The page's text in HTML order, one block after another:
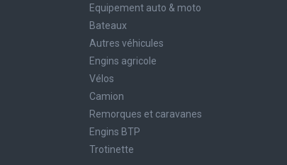
Equipement auto & moto
Bateaux
Autres véhicules
Engins agricole
Vélos
Camion
Remorques et caravanes
Engins BTP
Trotinette